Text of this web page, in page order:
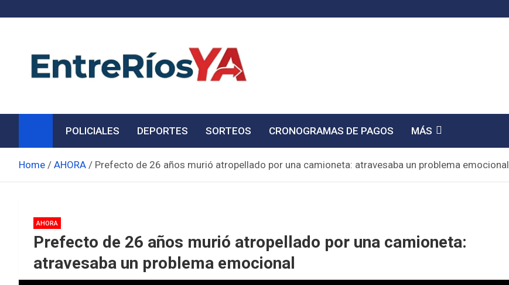
Noticias de Entre Ríos
POLICIALES DEPORTES SORTEOS CRONOGRAMAS DE PAGOS MÁS
Home AHORA Prefecto de 26 años murió atropellado por una camioneta: atravesaba un problema emocional
AHORA
Prefecto de 26 años murió atropellado por una camioneta:
atravesaba un problema emocional